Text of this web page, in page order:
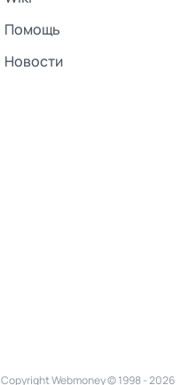
Помощь
Новости
Copyright Webmoney © 1998 - 2026